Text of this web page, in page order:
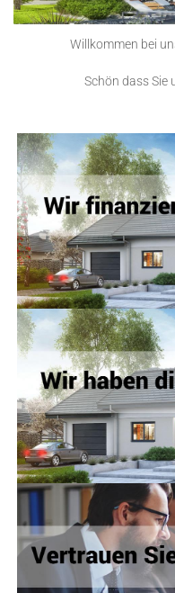
Willkommen bei
Schön dass Sie